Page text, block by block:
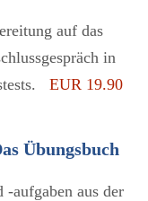
auf das
in
EUR 19.90
Übungsbuch
aufgaben aus der